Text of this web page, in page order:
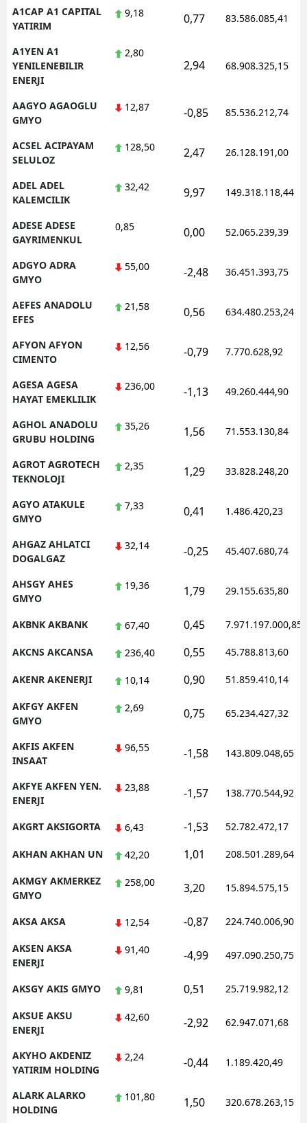
A1CAP A1 CAPITAL
YATIRIM
9,18 0,77 83.586.085,41
A1YEN A1
YENILENEBILIR
ENERJI
2,80
2,94 68.908.325,15
AAGYO AGAOGLU
GMYO
12,87 -0,85 85.536.212,74
ACSEL ACIPAYAM
SELULOZ
128,50 2,47 26.128.191,00
ADEL ADEL
KALEMCILIK
32,42 9,97 149.318.118,44
ADESE ADESE
GAYRIMENKUL
0,85 0,00 52.065.239,39
ADGYO ADRA
GMYO
55,00 -2,48 36.451.393,75
AEFES ANADOLU
EFES
21,58 0,56 634.480.253,24
AFYON AFYON
CIMENTO
12,56 -0,79 7.770.628,92
AGESA AGESA
HAYAT EMEKLILIK
236,00 -1,13 49.260.444,90
AGHOL ANADOLU
GRUBU HOLDING
35,26 1,56 71.553.130,84
AGROT AGROTECH
TEKNOLOJI
2,35 1,29 33.828.248,20
AGYO ATAKULE
GMYO
7,33 0,41 1.486.420,23
AHGAZ AHLATCI
DOGALGAZ
32,14 -0,25 45.407.680,74
AHSGY AHES
GMYO
19,36 1,79 29.155.635,80
AKBNK AKBANK 67,40 0,45 7.971.197.000,85
AKCNS AKCANSA 236,40 0,55 45.788.813,60
AKENR AKENERJI 10,14 0,90 51.859.410,14
AKFGY AKFEN
GMYO
2,69 0,75 65.234.427,32
AKFIS AKFEN
INSAAT
96,55 -1,58 143.809.048,65
AKFYE AKFEN YEN.
ENERJI
23,88 -1,57 138.770.544,92
AKGRT AKSIGORTA 6,43 -1,53 52.782.472,17
AKHAN AKHAN UN 42,20 1,01 208.501.289,64
AKMGY AKMERKEZ
GMYO
258,00 3,20 15.894.575,15
AKSA AKSA 12,54 -0,87 224.740.006,90
AKSEN AKSA
ENERJI
91,40 -4,99 497.090.250,75
AKSGY AKIS GMYO 9,81 0,51 25.719.982,12
AKSUE AKSU
ENERJI
42,60 -2,92 62.947.071,68
AKYHO AKDENIZ
YATIRIM HOLDING
2,24 -0,44 1.189.420,49
ALARK ALARKO
HOLDING
101,80 1,50 320.678.263,15